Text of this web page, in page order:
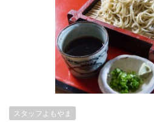
スタッフよもやま